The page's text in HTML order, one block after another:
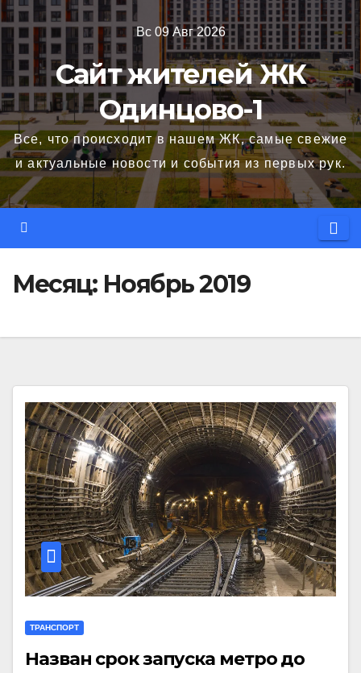
Перейти
содержимому
Вс 09 Авг 2026
Сайт жителей ЖК
Одинцово-1
Все, что происходит в нашем ЖК, самые свежие
и актуальные новости и события из первых рук.
Месяц: Ноябрь 2019
ТРАНСПОРТ
Назван срок запуска метро до